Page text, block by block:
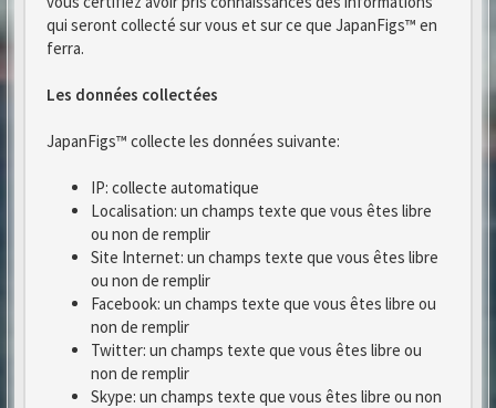
qui seront collecté sur vous et sur ce que JapanFigs™ en
ferra.
Les données collectées
JapanFigs™ collecte les données suivante:
IP: collecte automatique
Localisation: un champs texte que vous êtes libre
ou non de remplir
Site Internet: un champs texte que vous êtes libre
ou non de remplir
Facebook: un champs texte que vous êtes libre ou
non de remplir
Twitter: un champs texte que vous êtes libre ou
non de remplir
Skype: un champs texte que vous êtes libre ou non